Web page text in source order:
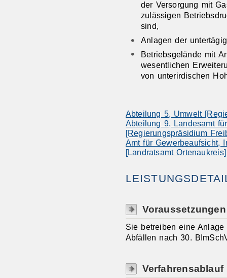
der Versorgung mit
zulässigen
sind,
Anlagen der
Betriebsgelände mit
wesentlichen
von unterirdischen
Abteilung 5, Umwelt
Abteilung 9, Landesamt
[Regierungspräsidium
Amt für Gewerbeaufsicht,
[Landratsamt Ortenaukreis]
Voraussetzungen
Sie betreiben eine
Abfällen nach 30.
Verfahrensablauf